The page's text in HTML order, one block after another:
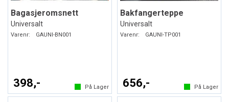
Bagasjeromsnett
Universalt
Varenr: GAUNI-BN001
398,- På Lager
Bakfangerteppe
Universalt
Varenr: GAUNI-TP001
656,- På Lager